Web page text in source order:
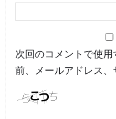
次回のコメントで使
前、メールアドレス、